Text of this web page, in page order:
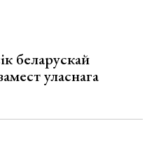
беларускай
уласнага